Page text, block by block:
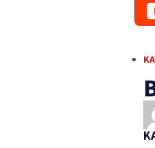
Aceh Hadiri Pelepasan